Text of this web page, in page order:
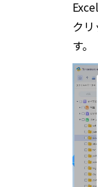
ク
す。